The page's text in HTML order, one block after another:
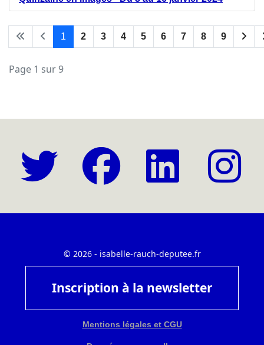
1 2 3 4 5 6 7 8 9
Page 1 sur 9
© 2026 - isabelle-rauch-deputee.fr
Inscription à la newsletter
Mentions légales et CGU